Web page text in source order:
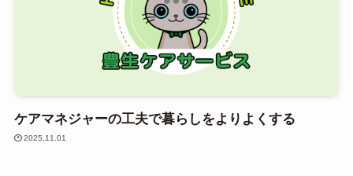
ケアマネジャーの工夫で暮らしをよりよくする
2025.11.01